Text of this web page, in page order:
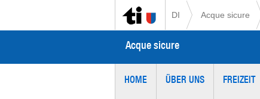
DI Acque sicure
Acque sicure
HOME ÜBER UNS FREIZEIT